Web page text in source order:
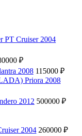
PT Cruiser 2004
₽
2008 115000 ₽
Priora 2008
2012 500000 ₽
2004 260000 ₽